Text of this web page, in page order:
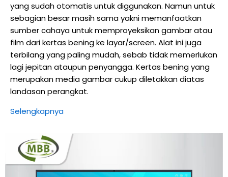
yang sudah otomatis untuk diggunakan. Namun untuk
sebagian besar masih sama yakni memanfaatkan
sumber cahaya untuk memproyeksikan gambar atau
film dari kertas bening ke layar/screen. Alat ini juga
terbilang yang paling mudah, sebab tidak memerlukan
lagi jepitan ataupun penyangga. Kertas bening yang
merupakan media gambar cukup diletakkan diatas
landasan perangkat.
Selengkapnya